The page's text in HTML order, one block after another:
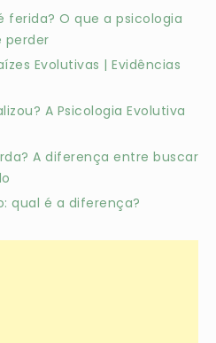
ferida? O que a psicologia
perder
Evolutivas | Evidências
A Psicologia Evolutiva
A diferença entre buscar
qual é a diferença?